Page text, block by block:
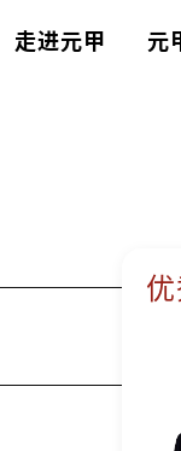
走进元甲 元